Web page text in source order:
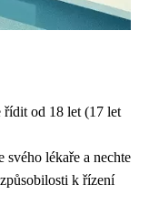
řídit od 18 let (17 let
lékaře a nechte
k řízení